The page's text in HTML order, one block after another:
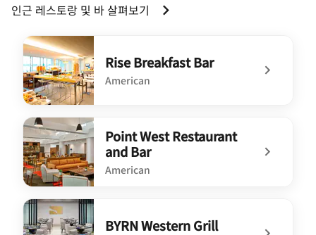
인근 레스토랑 및 바 살펴보기
Rise Breakfast Bar
American
undefined Rise Breakfast Bar
Point West Restaurant
and Bar
American
undefined Point West Restaurant and Bar
BYRN Western Grill